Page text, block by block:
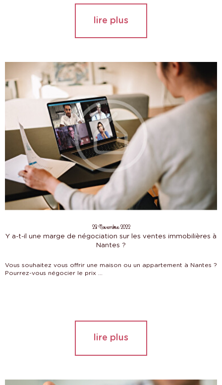
lire plus
23 Novembre 2022
Y a-t-il une marge de négociation sur les ventes immobilières à
Nantes ?
Vous souhaitez vous offrir une maison ou un appartement à Nantes ?
Pourrez-vous négocier le prix ...
lire plus